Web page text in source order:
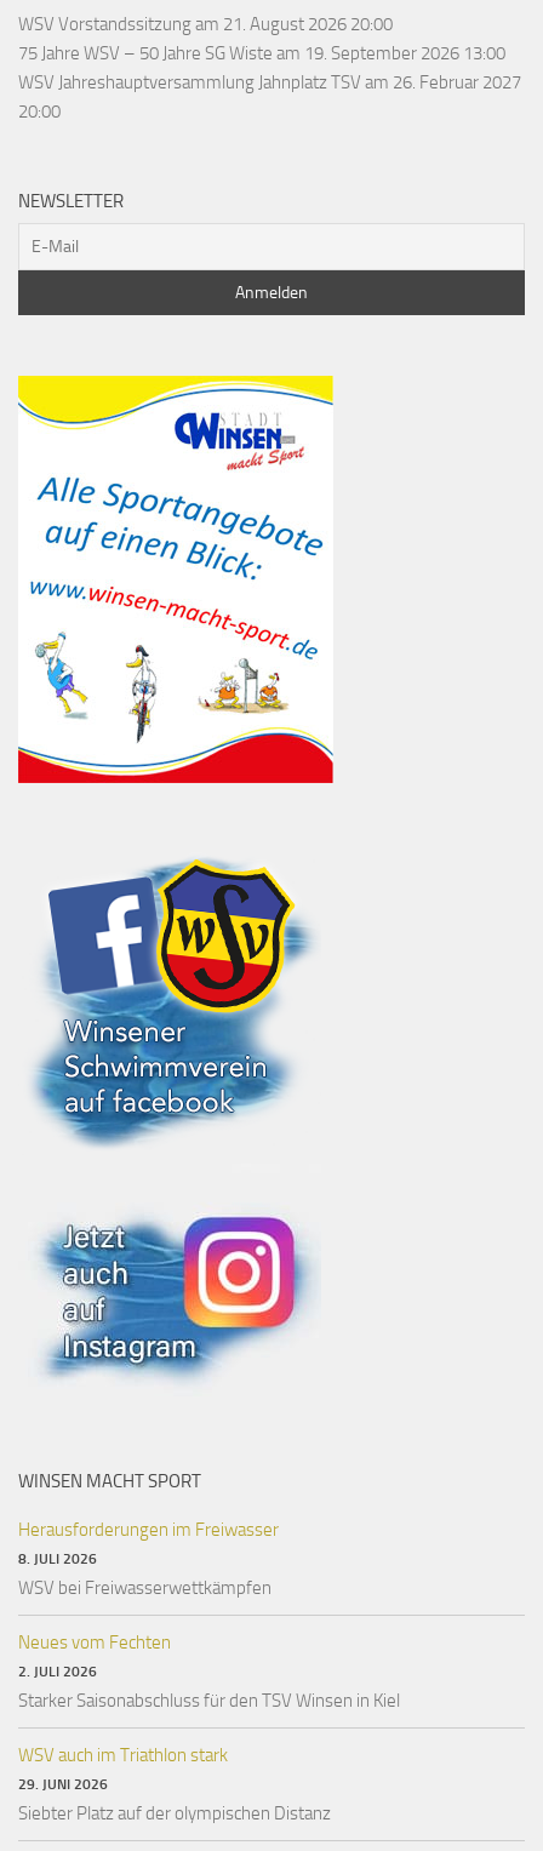
WSV Vorstandssitzungam 21. August 2026 20:00
75 Jahre WSV – 50 Jahre SG Wiste am 19. September 2026 13:00
WSV Jahreshauptversammlung Jahnplatz TSV am 26. Februar 2027
20:00
NEWSLETTER
WINSEN MACHT SPORT
Herausforderungen im Freiwasser
8. JULI 2026
WSV bei Freiwasserwettkämpfen
Neues vom Fechten
2. JULI 2026
Starker Saisonabschluss für den TSV Winsen in Kiel
WSV auch im Triathlon stark
29. JUNI 2026
Siebter Platz auf der olympischen Distanz